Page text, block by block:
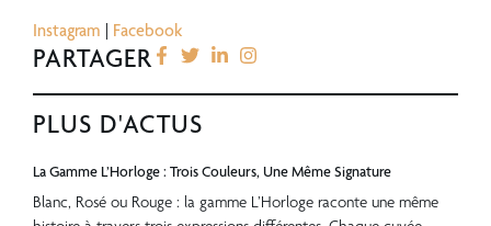
Instagram
Facebook
PARTAGER
PLUS D'ACTUS
La Gamme L’Horloge : Trois Couleurs, Une Même Signature
Blanc, Rosé ou Rouge : la gamme L’Horloge raconte une même